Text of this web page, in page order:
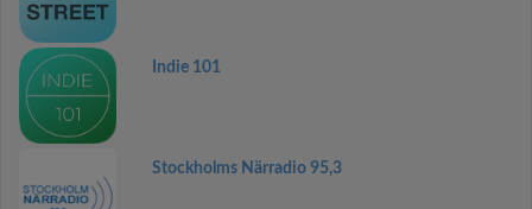
Indie 101
Stockholms Närradio 95,3